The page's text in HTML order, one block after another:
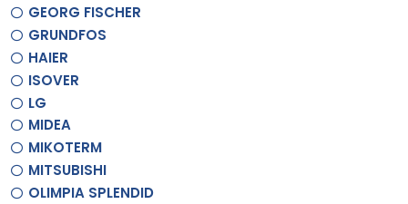
GEORG FISCHER
GRUNDFOS
HAIER
ISOVER
LG
MIDEA
MIKOTERM
MITSUBISHI
OLIMPIA SPLENDID